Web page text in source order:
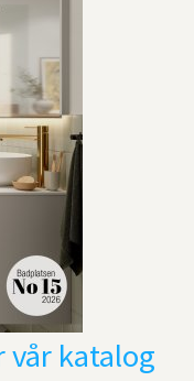
vår katalog